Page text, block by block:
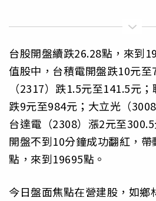
台股開盤續跌26.28點，來到
值股中，台積電開盤跌10元至
（2317）跌1.5元至141.5元
跌9元至984元；大立光（
台達電（2308）漲2元至
開盤不到10分鐘成功翻紅，
點，來到19695點。
今日盤面焦點在營建股，如鄉